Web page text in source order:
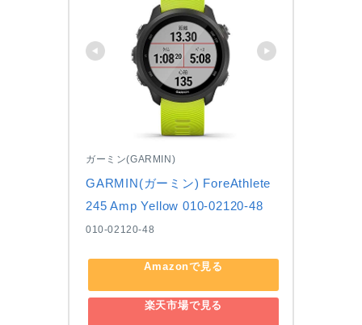
ガーミン(GARMIN)
GARMIN(ガーミン) ForeAthlete
245 Amp Yellow 010-02120-48
010-02120-48
Amazonで見る
楽天市場で見る